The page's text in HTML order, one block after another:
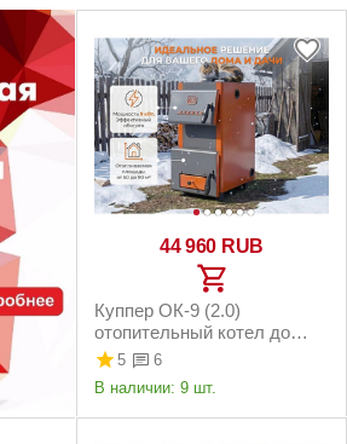
44 960 RUB
Куппер ОК-9 (2.0)
отопительный котел до
90м² 9кВт
5
6
В наличии: 9 шт.